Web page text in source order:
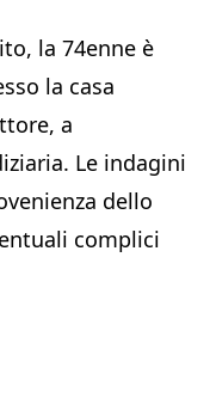
la 74enne è
la casa
a
Le indagini
dello
complici